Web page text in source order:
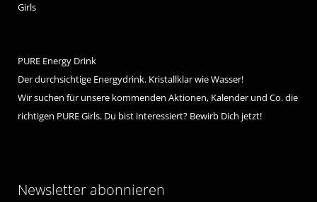
Girls
PURE Energy Drink
Der durchsichtige Energydrink. Kristallklar wie Wasser!
Wir suchen für unsere kommenden Aktionen, Kalender und Co. die
richtigen PURE Girls. Du bist interessiert? Bewirb Dich jetzt!
Newsletter abonnieren